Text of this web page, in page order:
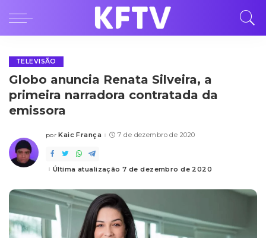
TELEVISÃO
Globo anuncia Renata Silveira, a
primeira narradora contratada da
emissora
Posted
por Kaic França 7 de dezembro de 2020
Última atualização 7 de dezembro de 2020